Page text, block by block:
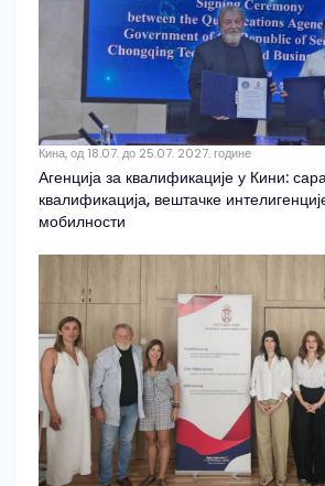
Кина, од 18.07. до 25.07. 2027. године
Агенција за квалификације у Кини:
квалификација, вештачке
мобилности